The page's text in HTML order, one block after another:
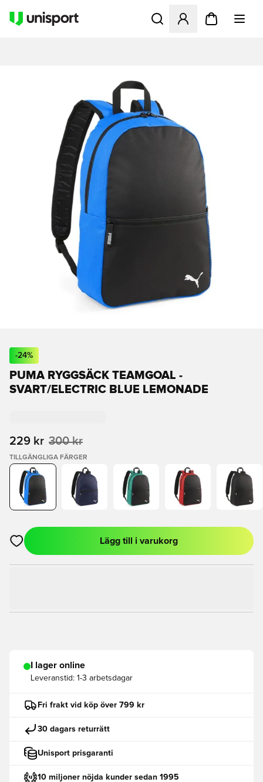
Öppnar en Modal för att
-24%
PUMA RYGGSÄCK TEAMGOAL -
SVART/ELECTRIC BLUE LEMONADE
229 kr 300 kr
TILLGÄNGLIGA FÄRGER
Öppnar en Modal för att logga in eller registrera dig som
Lägg till i varukorg
I lager online
Leveranstid: 1-3 arbetsdagar
Fri frakt vid köp över 799 kr
30 dagars returrätt
Unisport prisgaranti
10 miljoner nöjda kunder sedan 1995